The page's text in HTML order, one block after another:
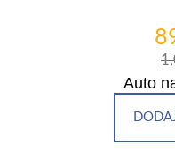
Auto